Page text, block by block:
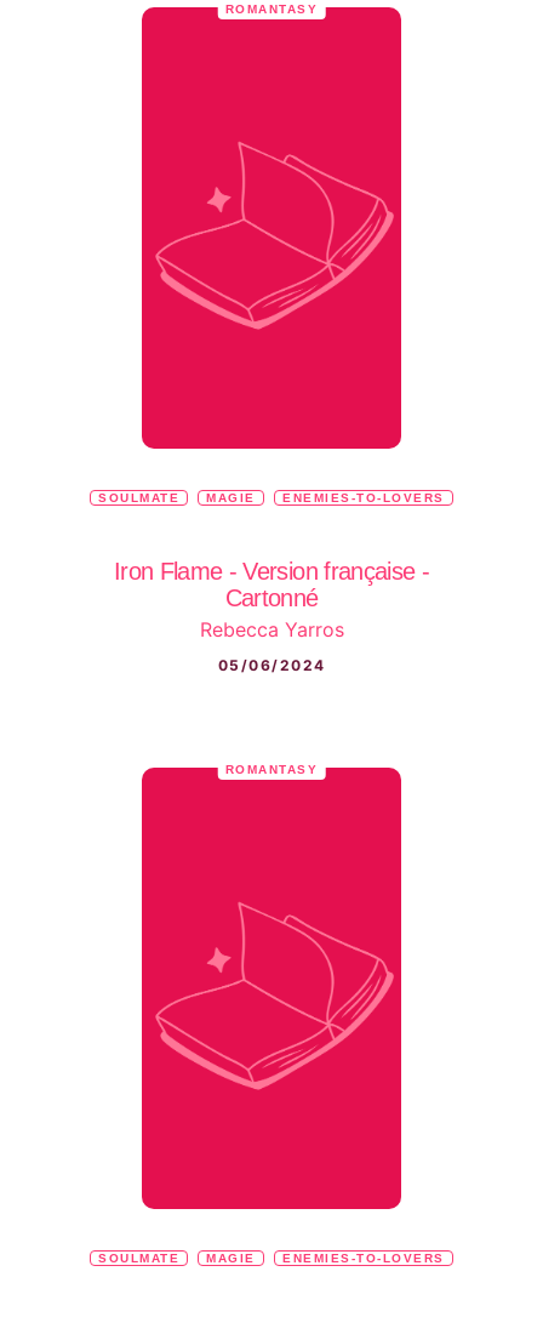
ROMANTASY
SOULMATE MAGIE ENEMIES-TO-LOVERS
Iron Flame - Version française -
Cartonné
Rebecca Yarros
05/06/2024
ROMANTASY
SOULMATE MAGIE ENEMIES-TO-LOVERS